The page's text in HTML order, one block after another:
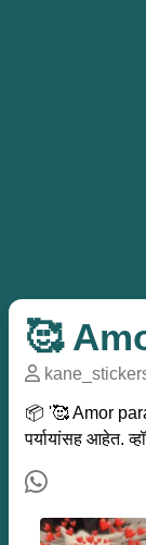
🥰
📦 '🥰 Amor
पर्यायांसह आहेत.